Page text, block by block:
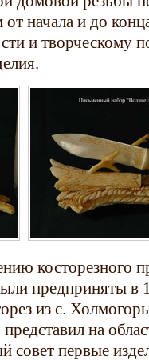
начала и до
и творческому
косторезного
предприняты в
из с.
на
совет первые